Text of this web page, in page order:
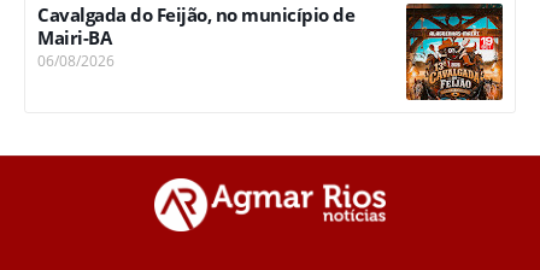
Cavalgada do Feijão, no município de
Mairi-BA
06/08/2026